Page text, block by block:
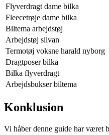
Flyverdragt dame bilka
Fleecetrøje dame bilka
Biltema arbejdstøj
Arbejdstøj silvan
Termotøj voksne harald nyborg
Dragtposer bilka
Bilka flyverdragt
Arbejdsbukser biltema
Konklusion
Vi håber denne guide har været